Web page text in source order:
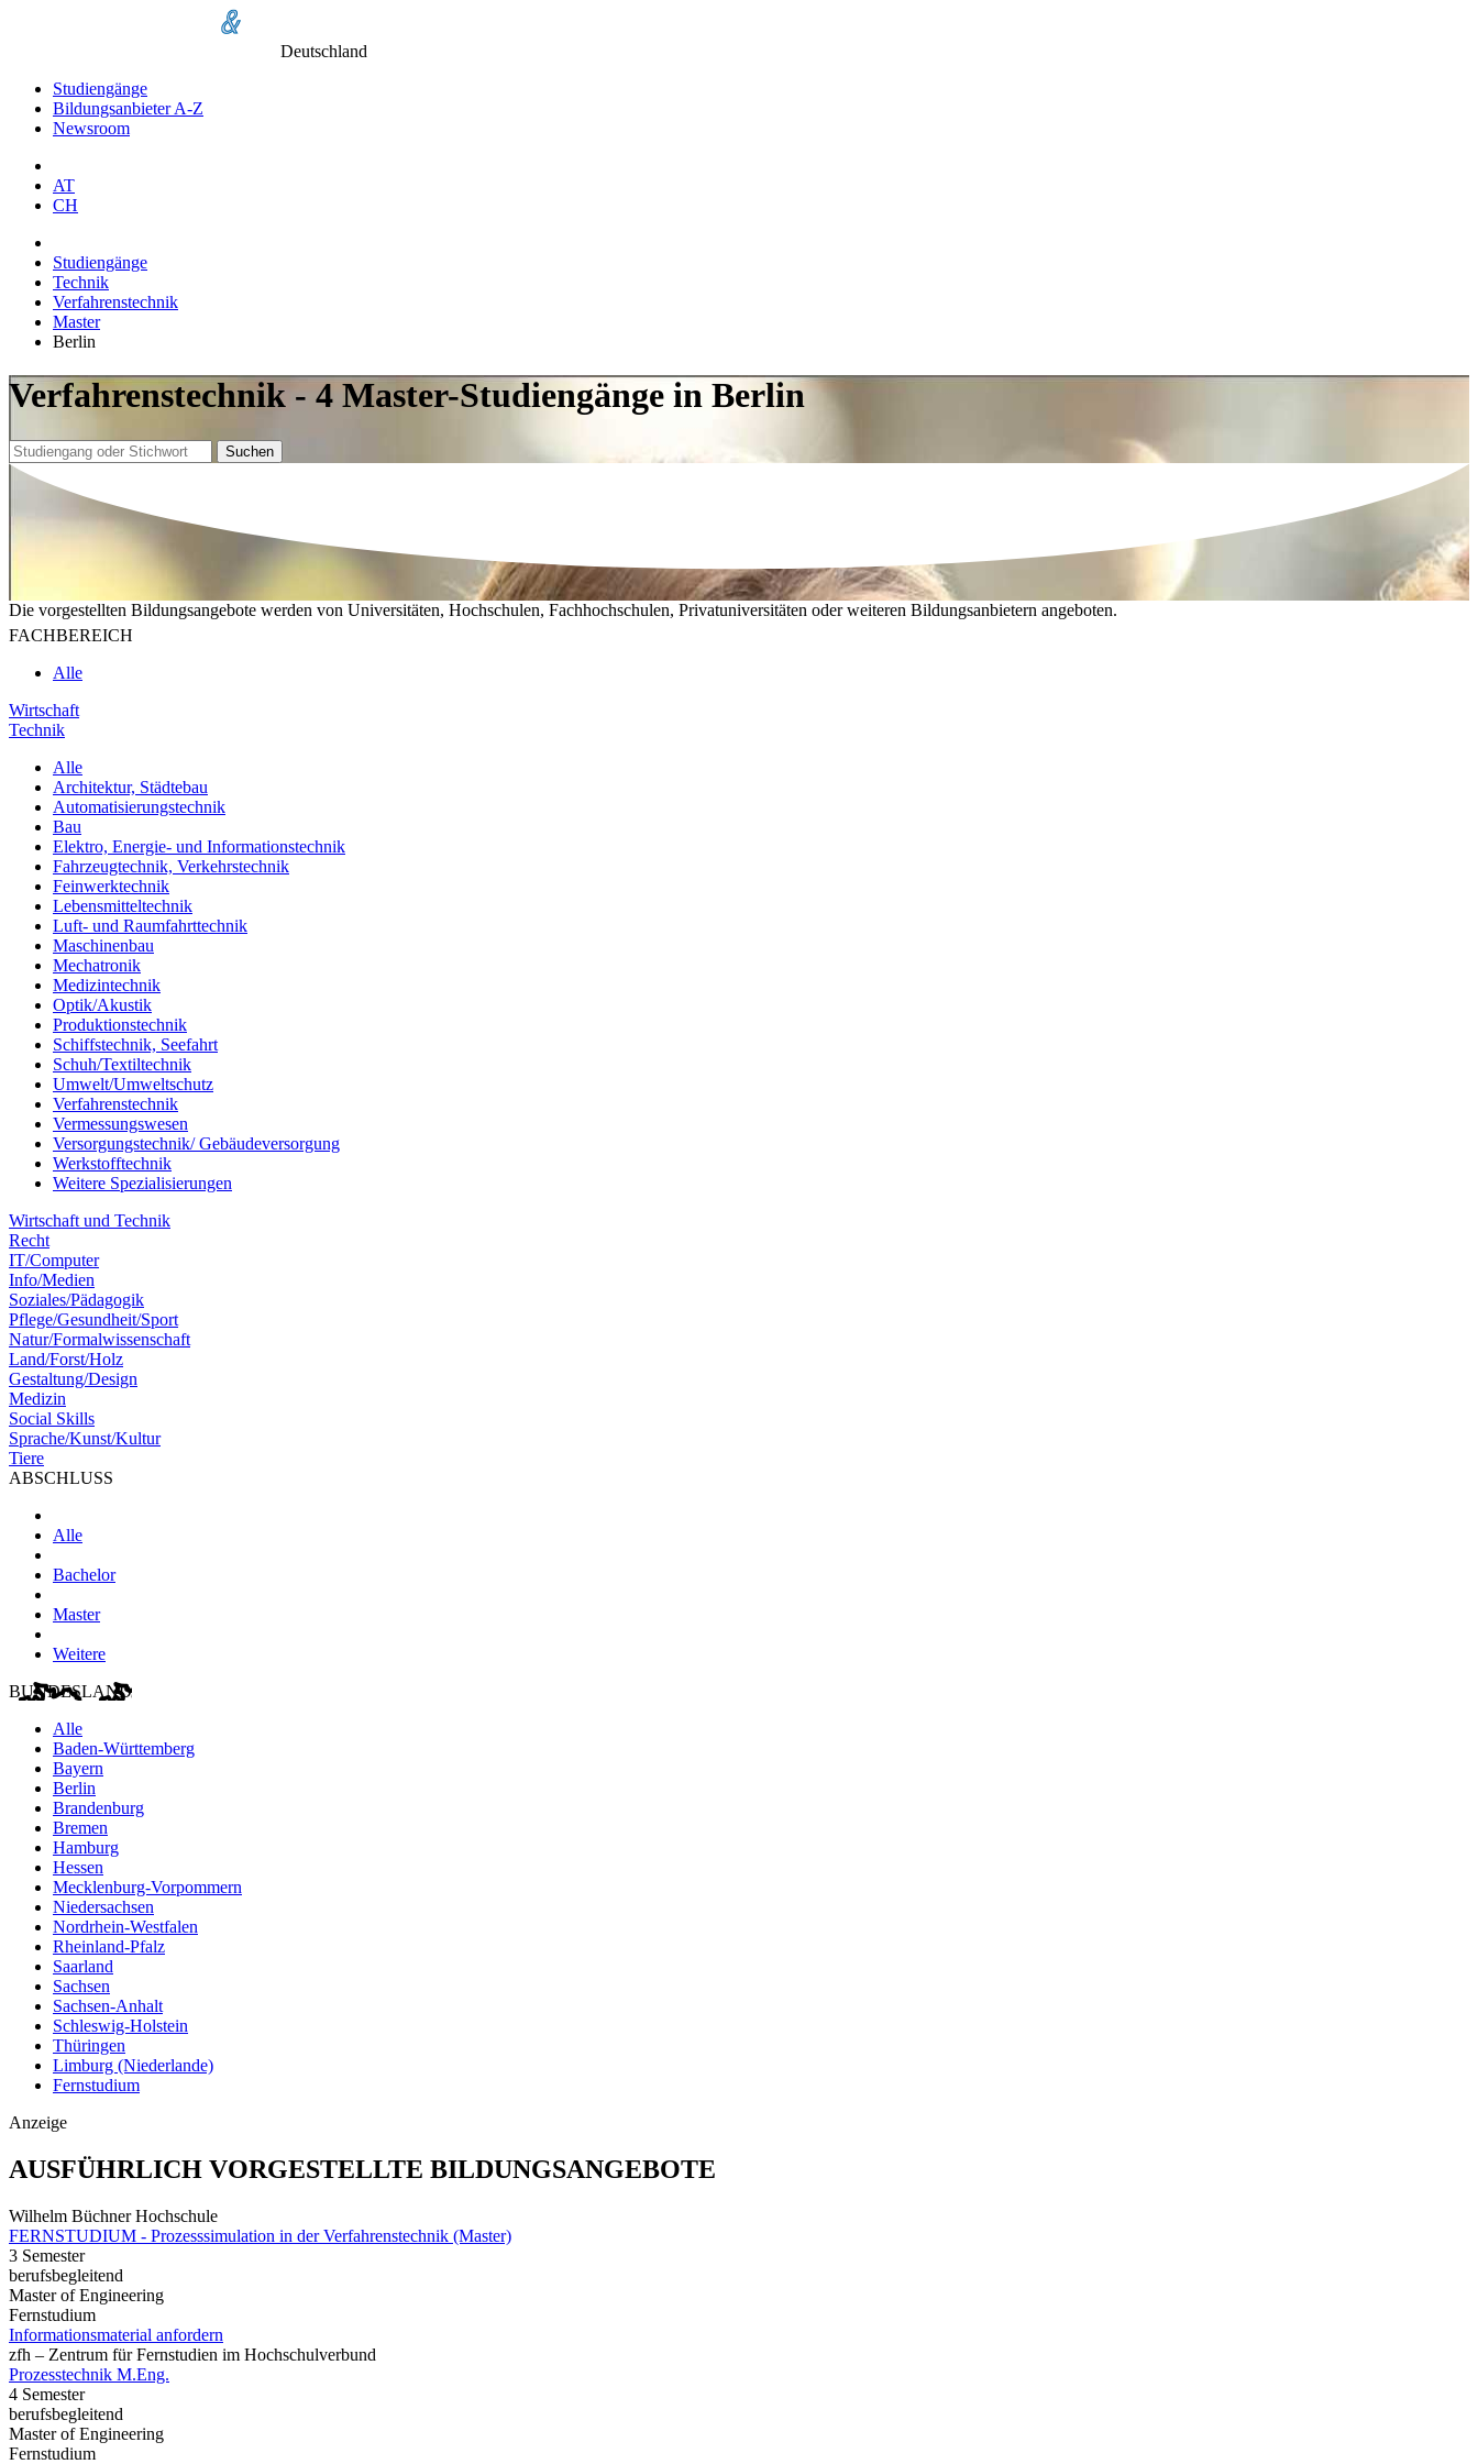
Deutschland
Studiengänge
Bildungsanbieter A-Z
Newsroom
AT
CH
Studiengänge
Technik
Verfahrenstechnik
Master
Berlin
Verfahrenstechnik - 4 Master-Studiengänge in Berlin
Suchen
Die vorgestellten Bildungsangebote werden von Universitäten, Hochschulen, Fachhochschulen, Privatuniversitäten oder weiteren Bildungsanbietern angeboten.
FACHBEREICH
Alle
Wirtschaft
Technik
Alle
Architektur, Städtebau
Automatisierungstechnik
Bau
Elektro, Energie- und Informationstechnik
Fahrzeugtechnik, Verkehrstechnik
Feinwerktechnik
Lebensmitteltechnik
Luft- und Raumfahrttechnik
Maschinenbau
Mechatronik
Medizintechnik
Optik/Akustik
Produktionstechnik
Schiffstechnik, Seefahrt
Schuh/Textiltechnik
Umwelt/Umweltschutz
Verfahrenstechnik
Vermessungswesen
Versorgungstechnik/ Gebäudeversorgung
Werkstofftechnik
Weitere Spezialisierungen
Wirtschaft und Technik
Recht
IT/Computer
Info/Medien
Soziales/Pädagogik
Pflege/Gesundheit/Sport
Natur/Formalwissenschaft
Land/Forst/Holz
Gestaltung/Design
Medizin
Social Skills
Sprache/Kunst/Kultur
Tiere
ABSCHLUSS
Alle
Bachelor
Master
Weitere
BUNDESLAND
Alle
Baden-Württemberg
Bayern
Berlin
Brandenburg
Bremen
Hamburg
Hessen
Mecklenburg-Vorpommern
Niedersachsen
Nordrhein-Westfalen
Rheinland-Pfalz
Saarland
Sachsen
Sachsen-Anhalt
Schleswig-Holstein
Thüringen
Limburg (Niederlande)
Fernstudium
Anzeige
AUSFÜHRLICH VORGESTELLTE BILDUNGSANGEBOTE
Wilhelm Büchner Hochschule
FERNSTUDIUM - Prozesssimulation in der Verfahrenstechnik (Master)
3 Semester
berufsbegleitend
Master of Engineering
Fernstudium
Informationsmaterial anfordern
zfh – Zentrum für Fernstudien im Hochschulverbund
Prozesstechnik M.Eng.
4 Semester
berufsbegleitend
Master of Engineering
Fernstudium